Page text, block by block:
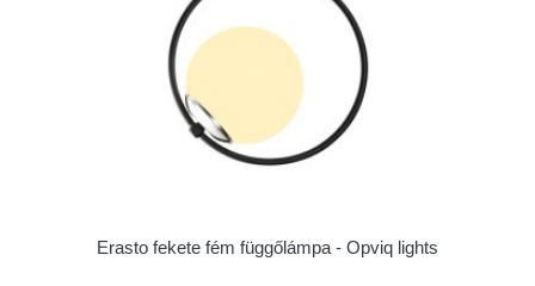
Erasto fekete fém függőlámpa - Opviq lights